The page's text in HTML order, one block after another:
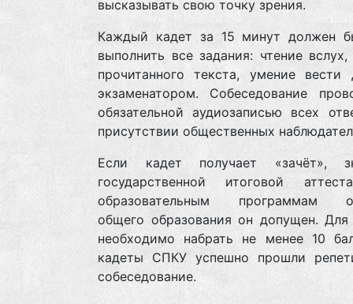
высказывать свою точку зрения.
Каждый кадет за 15 минут должен
выполнить все задания: чтение вслух,
прочитанного текста, умение вести
экзаменатором. Собеседование
обязательной аудиозаписью всех
присутствии общественных
Если кадет получает «зачёт»,
государственной итоговой
образовательным программам
общего образования он допущен. Для
необходимо набрать не менее 10
кадеты СПКУ успешно прошли
собеседование.